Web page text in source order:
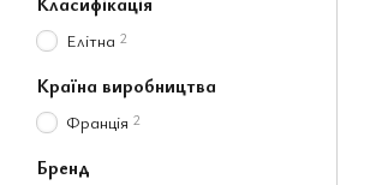
Елітна 2
Країна виробництва
Франція 2
Бренд